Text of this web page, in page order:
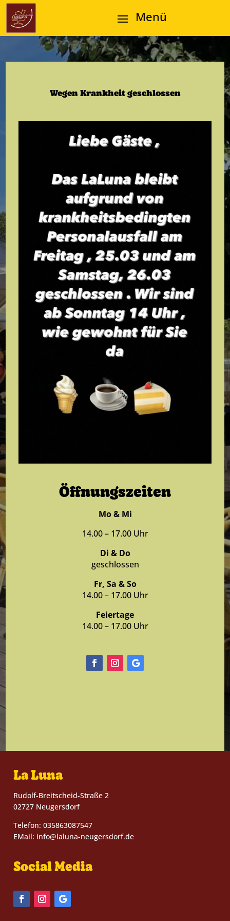
Wegen Krankheit geschlossen
Öffnungszeiten
Mo & Mi
14.00 – 17.00 Uhr
Di & Do
geschlossen
Fr, Sa & So
14.00 – 17.00 Uhr
Feiertage
14.00 – 17.00 Uhr
La Luna
Rudolf-Breitscheid-Straße 2
02727 Neugersdorf
Telefon: 035863087547
EMail: info@laluna-neugersdorf.de
Social Media